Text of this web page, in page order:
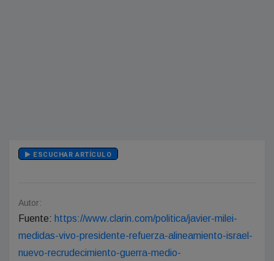
ESCUCHAR ARTÍCULO
Autor:
Fuente: https://www.clarin.com/politica/javier-milei-
medidas-vivo-presidente-refuerza-alineamiento-israel-
nuevo-recrudecimiento-guerra-medio-